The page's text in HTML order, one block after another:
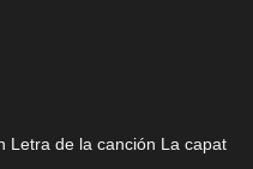
Letra de la canción La capat